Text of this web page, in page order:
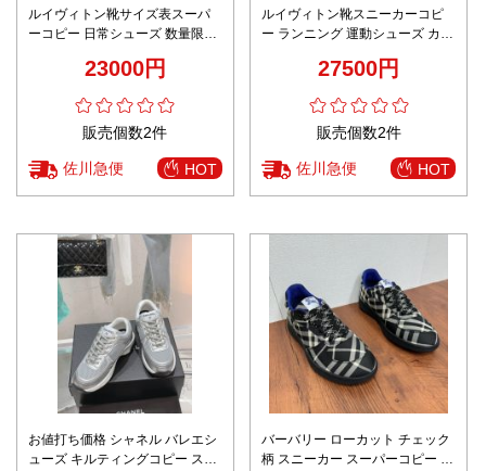
ルイヴィトン靴サイズ表スーパ
ーコピー 日常シューズ 数量限定
番G8S7H レディース ピンク
23000円
販売個数2件
佐川急便 HOT
ルイヴィトン靴スニーカーコピ
ー ランニング 運動シューズ カッ
27500円
販売個数2件
佐川急便 HOT
お値打ち価格 シャネル バレエシ
ューズ キルティングコピー スニ
バーバリー ローカット チェック
柄 スニーカー スーパーコピー 優